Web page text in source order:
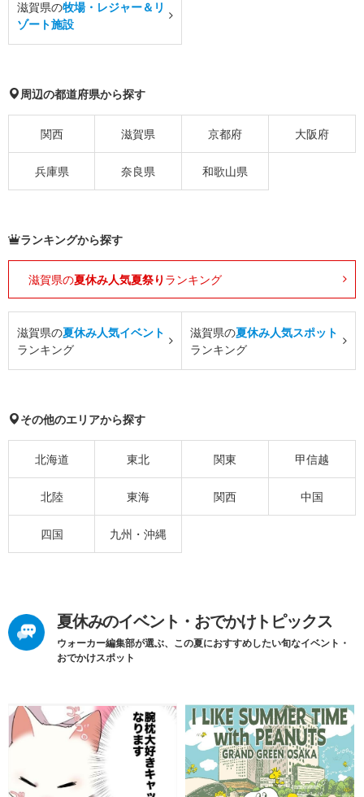
滋賀県の牧場・レジャー＆リ
ゾート施設
周辺の都道府県から探す
関西 滋賀県 京都府 大阪府
兵庫県 奈良県 和歌山県
ランキングから探す
滋賀県の夏休み人気夏祭り ランキング
滋賀県の夏休み人気イベント
ランキング
滋賀県の夏休み人気スポット
ランキング
その他のエリアから探す
北海道 東北 関東 甲信越
北陸 東海 関西 中国
四国 九州・沖縄
夏休みのイベント・おでかけトピックス
ウォーカー編集部が選ぶ、この夏におすすめしたい旬なイベント・
おでかけスポット